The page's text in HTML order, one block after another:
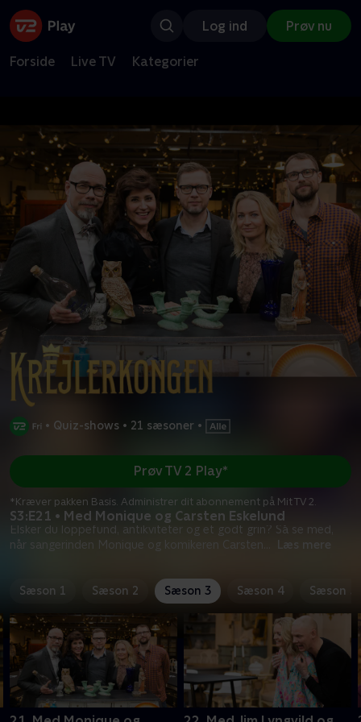
Log ind Prøv nu
Forside Live TV Kategorier
• Quiz-shows • 21 sæsoner •
S3:E21 • Med Monique og Carsten Eskelund
Elsker du loppefund, antikviteter og et godt grin? Så se med,
når sangerinden Monique og komikeren Carsten
Læs mere
Prøv TV 2 Play*
*Kræver pakken Basis. Administrer dit abonnement på Mit TV 2.
Sæson 1 Sæson 2 Sæson 3 Sæson 4 Sæson 5